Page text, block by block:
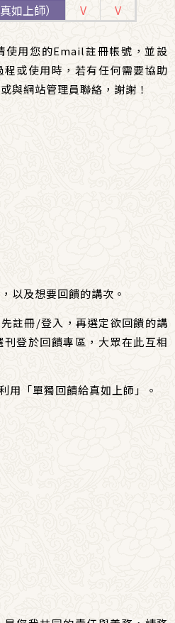
如上師） V V
使用您的Email註冊帳號，並設
或使用時，若有任何需要協助
與網站管理員聯絡 ，謝謝！
以及想要回饋的講次。
註冊/登入 ，再選定欲回饋的講
登於回饋專區，大眾在此互相
用「單獨回饋給真如上師 」。